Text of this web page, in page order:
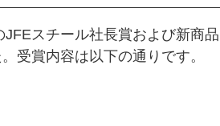
JFEスチール社長賞および新商
受賞内容は以下の通りです。